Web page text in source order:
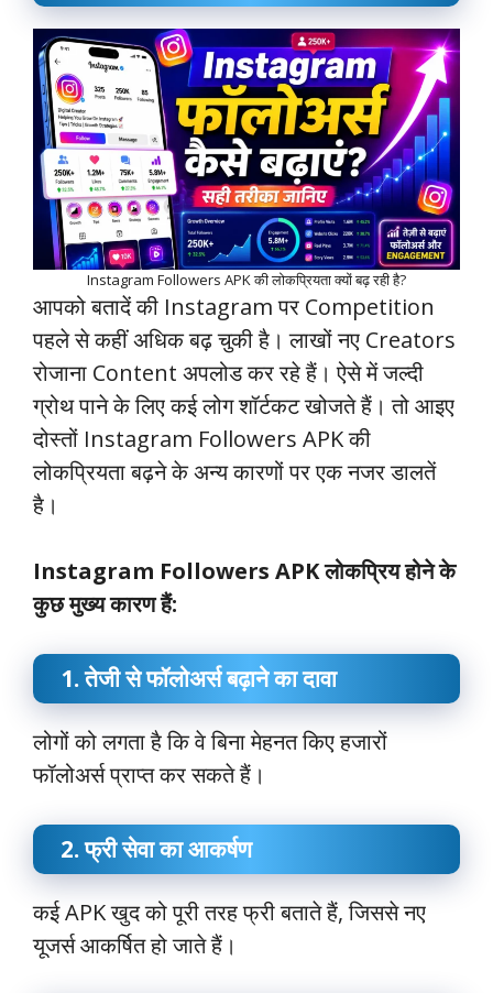
Instagram Followers APK की लोकप्रियता क्यों बढ़ रही है?
आपको बतादें की Instagram पर Competition
पहले से कहीं अधिक बढ़ चुकी है। लाखों नए Creators
रोजाना Content अपलोड कर रहे हैं। ऐसे में जल्दी
ग्रोथ पाने के लिए कई लोग शॉर्टकट खोजते हैं। तो आइए
दोस्तों Instagram Followers APK की
लोकप्रियता बढ़ने के अन्य कारणों पर एक नजर डालतें
है।
Instagram Followers APK लोकप्रिय होने के
कुछ मुख्य कारण हैं:
1. तेजी से फॉलोअर्स बढ़ाने का दावा
लोगों को लगता है कि वे बिना मेहनत किए हजारों
फॉलोअर्स प्राप्त कर सकते हैं।
2. फ्री सेवा का आकर्षण
कई APK खुद को पूरी तरह फ्री बताते हैं, जिससे नए
यूजर्स आकर्षित हो जाते हैं।